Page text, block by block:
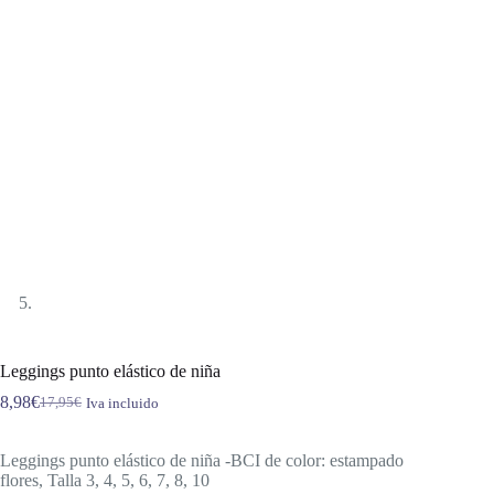
Leggings punto elástico de niña
17,95€
El
original
era:
17,95€.
8,98€El
actual
es:
8,98€.
Iva incluido
Leggings punto elástico de niña -BCI de color: estampado
flores, Talla 3, 4, 5, 6, 7, 8, 10